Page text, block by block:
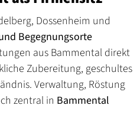
Dossenheim und
Begegnungsorte
aus Bammental direkt
Zubereitung, geschultes
Verwaltung, Röstung
zentral in Bammental